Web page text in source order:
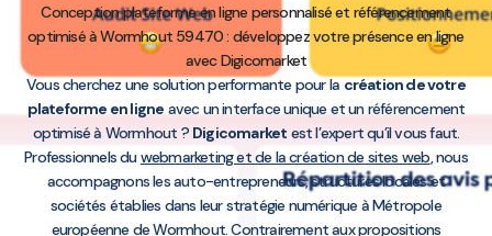
Conception plateforme en ligne personnalisé et référencement
optimisé à Wormhout 59470 : développez votre présence en ligne
avec Digicomarket
Vous cherchez une solution performante pour lacréation de votre
plateforme en ligne avec un interface unique et un référencement
optimisé à Wormhout ? Digicomarket est l’expert qu’il vous faut.
Professionnels duwebmarketing et de la création de sites web , nous
accompagnons les auto-entrepreneurs, structures locales et
sociétés établies dans leur stratégie numérique à Métropole
européenne de Wormhout. Contrairement aux propositions